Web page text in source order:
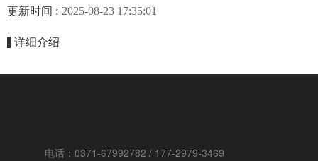
更新时间 : 2025-08-23 17:35:01
详细介绍
电话：0371-67992782 / 177-2979-3469